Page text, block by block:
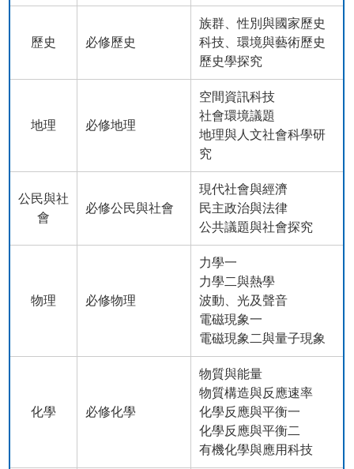
歷史 必修歷史
族群、性別與國家歷史
科技、環境與藝術歷史
歷史學探究
地理 必修地理
空間資訊科技
社會環境議題
地理與人文社會科學研
究
公民與社
會
必修公民與社會
現代社會與經濟
民主政治與法律
公共議題與社會探究
物理 必修物理
力學一
力學二與熱學
波動、光及聲音
電磁現象一
電磁現象二與量子現象
化學 必修化學
物質與能量
物質構造與反應速率
化學反應與平衡一
化學反應與平衡二
有機化學與應用科技